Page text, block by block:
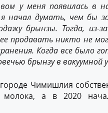
у меня появилась в
начал думать, чем бы
брынзы. Тогда, из-
продавать никто не
Когда все было
брынзу в вакуумной
Чимишлия
молока, а в 2020